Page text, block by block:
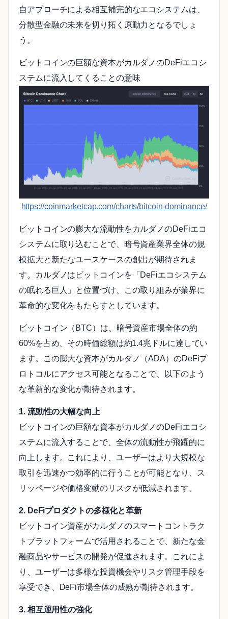
自アプローチによる相互補完的なエコシステムは、
分散型金融の未来を切り拓く原動力となるでしょ
う。
ビットコインの巨額な資本がカルダノのDeFiエコシ
ステムに流入してくることの意味
https://coinmarketcap.com/charts/bitcoin-dominance/
ビットコインの膨大な流動性をカルダノのDeFiエコ
システムに取り込むことで、暗号資産業界全体の規
模拡大と新たなユースケースの創出が期待されま
す。カルダノはビットコインを「DeFiエコシステム
の眠れる巨人」と位置づけ、この取り組みが業界に
革命的な変化をもたらすとしています。
ビットコイン（BTC）は、暗号資産市場全体の約
60%を占め、その時価総額は約1.4兆ドルに達してい
ます。この膨大な資本がカルダノ（ADA）のDeFiプ
ロトコルにアクセス可能となることで、以下のよう
な革新的な変化が期待されます。
1. 流動性の大幅な向上
ビットコインの巨額な資本がカルダノのDeFiエコシ
ステムに流入することで、全体の流動性が飛躍的に
向上します。これにより、ユーザーはより大規模な
取引を迅速かつ効率的に行うことが可能となり、ス
リッページや価格変動のリスクが低減されます。
2. DeFiプロダクトの多様化と革新
ビットコイン資産がカルダノのスマートコントラク
トプラットフォームで活用されることで、新たな金
融商品やサービスの開発が促進されます。これによ
り、ユーザーは多様な投資機会やリスク管理手段を
享受でき、DeFi市場全体の成熟が期待されます。
3. 相互運用性の強化